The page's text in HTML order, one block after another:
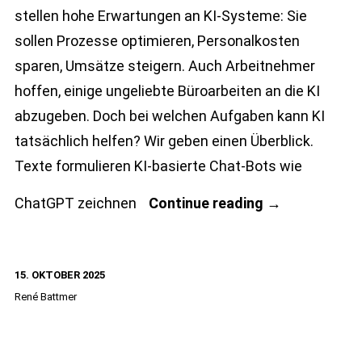
stellen hohe Erwartungen an KI-Systeme: Sie
sollen Prozesse optimieren, Personalkosten
sparen, Umsätze steigern. Auch Arbeitnehmer
hoffen, einige ungeliebte Büroarbeiten an die KI
abzugeben. Doch bei welchen Aufgaben kann KI
tatsächlich helfen? Wir geben einen Überblick.
Texte formulieren KI-basierte Chat-Bots wie
ChatGPT zeichnen Continue reading Bei
→
15. OKTOBER 2025
René Battmer